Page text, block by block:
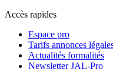
Accès rapides
Espace pro
Tarifs annonces
Actualités formalités
Newsletter JAL-Pro